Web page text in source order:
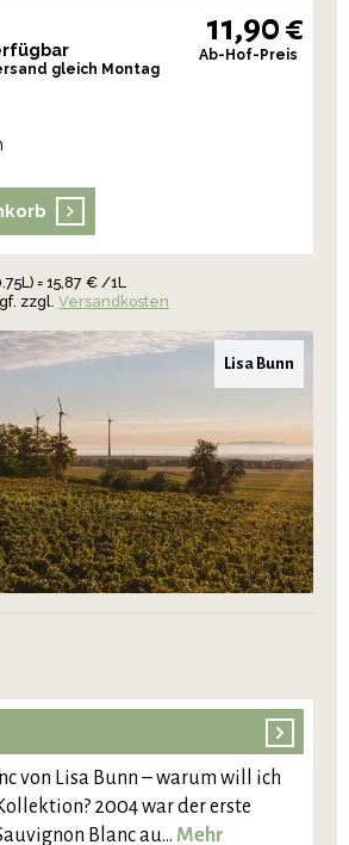
gleich Montag
11,90 €
Ab-Hof-Preis
= 15,87 € /1L
zzgl. Versandkosten
Lisa Bunn
von Lisa Bunn – warum will ich
2004 war der erste
Blanc au… Mehr